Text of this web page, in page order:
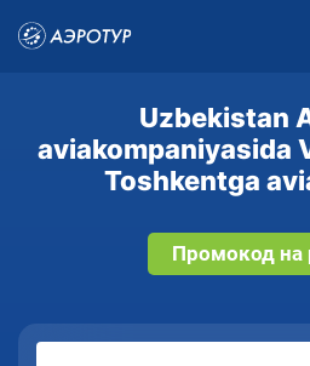
Uzbekistan
aviakompaniyasida
Toshkentga
Промокод на